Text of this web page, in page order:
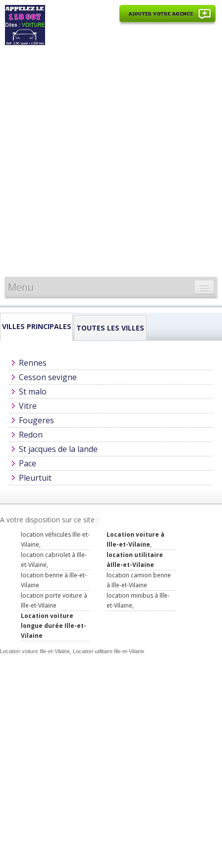
Menu
CARTE DE FRANCE
INFORMATIONS
VILLES PRINCIPALES TOUTES LES VILLES
Rennes
Cesson sevigne
St malo
Vitre
Fougeres
Redon
St jacques de la lande
Pace
Pleurtuit
A votre disposition sur ce site :
location véhicules Ille-et-
Vilaine,
Location voiture à
Ille-et-Vilaine,
location cabriolet à Ille-
et-Vilaine,
location utilitaire
àIlle-et-Vilaine
location benne à Ille-et-
Vilaine
location camion benne
à Ille-et-Vilaine
location porte voiture à
Ille-et-Vilaine
location minibus à Ille-
et-Vilaine,
Location voiture
longue durée Ille-et-
Vilaine
Location voiture Ille-et-Vilaine, Location utilitaire Ille-et-Vilaine